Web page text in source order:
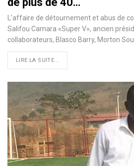
L'affaire de détournement et abus de
Salifou Camara «Super V», ancien
collaborateurs, Blasco Barry, Morton
LIRE LA SUITE...